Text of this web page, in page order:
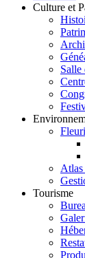
Culture et
Salle
Atlas
Tourisme